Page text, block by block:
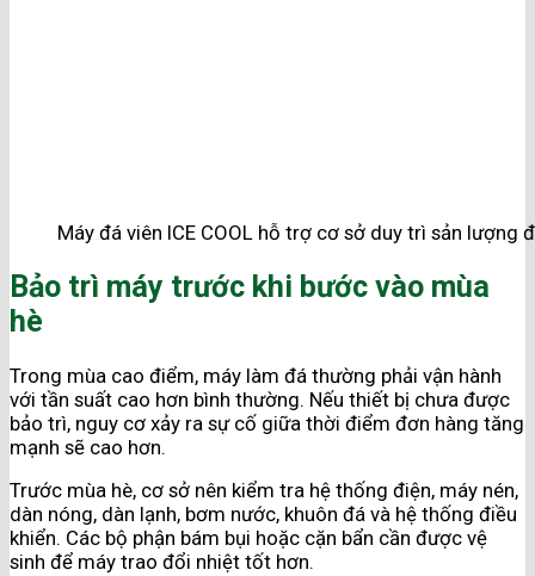
Máy đá viên ICE COOL hỗ trợ cơ sở duy trì sản lượng
Bảo trì máy trước khi bước vào mùa
hè
Trong mùa cao điểm, máy làm đá thường phải vận hành
với tần suất cao hơn bình thường. Nếu thiết bị chưa được
bảo trì, nguy cơ xảy ra sự cố giữa thời điểm đơn hàng tăng
mạnh sẽ cao hơn.
Trước mùa hè, cơ sở nên kiểm tra hệ thống điện, máy nén,
dàn nóng, dàn lạnh, bơm nước, khuôn đá và hệ thống điều
khiển. Các bộ phận bám bụi hoặc cặn bẩn cần được vệ
sinh để máy trao đổi nhiệt tốt hơn.